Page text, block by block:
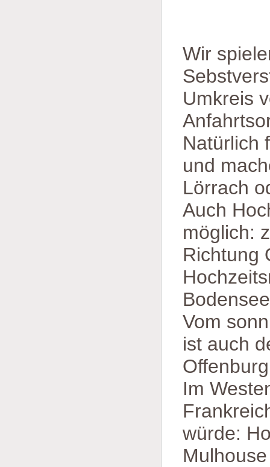
Wir
Umkreis
Natürlich
und
Lörrach
Auch
möglich:
Richtung
Vom
ist auch
Im
würde: